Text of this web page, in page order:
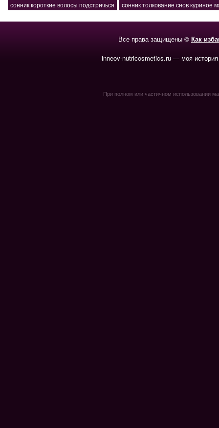
сонник короткие волосы подстричься
сонник толкование снов куриное
Все права защищены © Как
inneov-nutricosmetics.ru — моя
При полном или частичном использовании